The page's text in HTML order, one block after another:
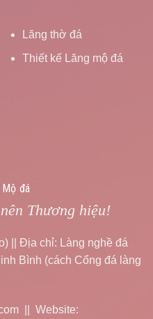
Lăng thờ đá
Thiết kế Lăng mộ đá
đá
Thương hiệu!
|| Địa chỉ: Làng nghề đá
Bình (cách Cổng đá làng
|| Website: